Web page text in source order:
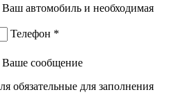
Ваш автомобиль и необходимая
Телефон *
Ваше сообщение
обязательные для заполнения